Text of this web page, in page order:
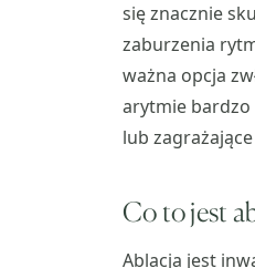
się znacznie
zaburzenia
ważna opcja
arytmie bardzo
lub
Co to jest
Ablacja jest